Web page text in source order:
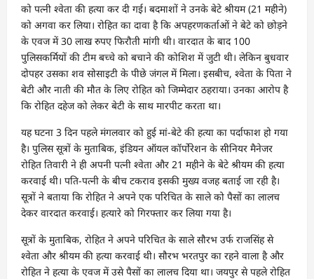
को पत्नी श्वेता की हत्या कर दी गई। बदमाशों ने उनके बेटे श्रीयम (21 महीने)
को अगवा कर लिया। रोहित का दावा है कि अपहरणकर्ताओं ने बेटे को छोड़ने
के एवज में 30 लाख रुपए फिरौती मांगी थी। वारदात के बाद 100
पुलिसकर्मियों की टीम बच्चे को बचाने की कोशिश में जुटी थी। लेकिन बुधवार
दोपहर उसका शव सोसाइटी के पीछे जंगल में मिला। इसबीच, श्वेता के पिता ने
बेटी और नाती की मौत के लिए रोहित को जिम्मेदार ठहराया। उनका आरोप है
कि रोहित दहेज को लेकर बेटी के साथ मारपीट करता था।
यह घटना 3 दिन पहले मंगलवार को हुई मां-बेटे की हत्या का पर्दाफाश हो गया
है। पुलिस सूत्रों के मुताबिक, इंडियन ऑयल कॉर्पोरेशन के सीनियर मैनेजर
रोहित तिवारी ने ही अपनी पत्नी श्वेता और 21 महीने के बेटे श्रीयम की हत्या
करवाई थी। पति-पत्नी के बीच टकराव इसकी मुख्य वजह बताई जा रही है।
सूत्रों ने बताया कि रोहित ने अपने एक परिचित के साले को पैसों का लालच
देकर वारदात करवाई। हत्यारे को गिरफ्तार कर लिया गया है।
सूत्रों के मुताबिक, रोहित ने अपने परिचित के साले सौरभ उर्फ राजसिंह से
श्वेता और श्रीयम की हत्या करवाई थी। सौरभ भरतपुर का रहने वाला है और
रोहित ने हत्या के एवज में उसे पैसों का लालच दिया था। जयपुर से पहले रोहित